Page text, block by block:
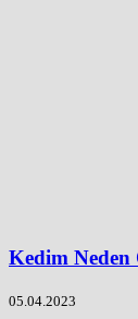
Kedim Neden
05.04.2023